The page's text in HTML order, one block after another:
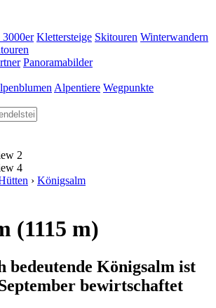
Klettersteige Skitouren Winterwandern
Panoramabilder
Alpentiere Wegpunkte
› Königsalm
(1115 m)
bedeutende Königsalm ist
bewirtschaftet